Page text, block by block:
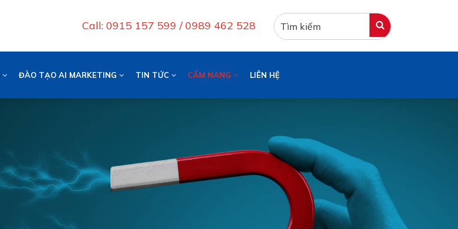
Call: 0915 157 599 / 0989 462 528
ĐÀO TẠO AI MARKETING TIN TỨC CẨM NANG LIÊN HỆ